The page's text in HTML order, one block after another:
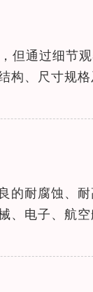
但通过细节
构、尺寸规
的耐腐蚀、
、电子、航